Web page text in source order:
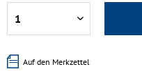
Auf den Merkzettel